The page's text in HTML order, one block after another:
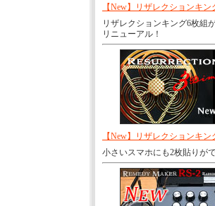
【New】リザレクションキン
リザレクションキング6枚組
リニューアル！
【New】リザレクションキン
小さいスマホにも2枚貼りが